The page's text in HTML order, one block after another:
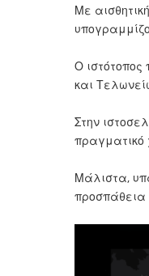
Με
Ο ιστότοπος
και
Στην
πραγματικό
Μάλιστα,
προσπάθεια